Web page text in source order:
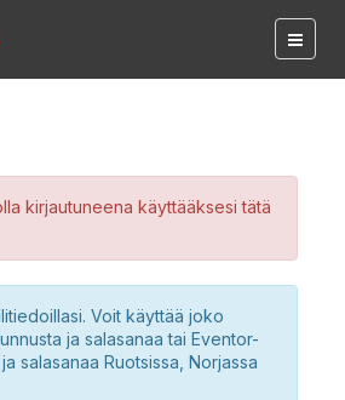
kirjautuneena käyttääksesi tätä
Voit käyttää joko
ja salasanaa tai Eventor-
salasanaa Ruotsissa, Norjassa